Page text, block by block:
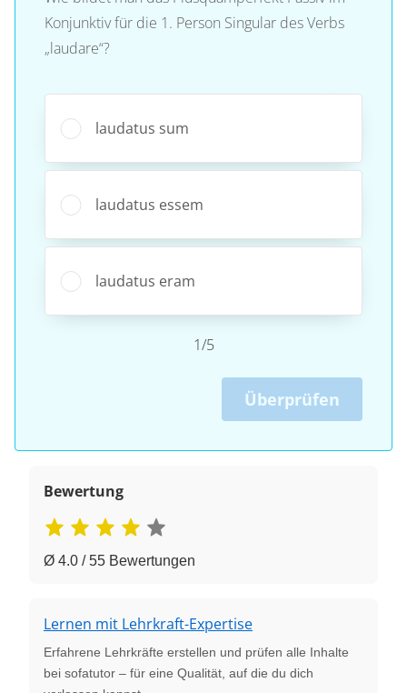
Konjunktiv für die 1. Person Singular des Verbs
„laudare“?
laudatus sum
laudatus essem
laudatus eram
1/5
Überprüfen
Bewertung
Ø 4.0 / 55 Bewertungen
Lernen mit Lehrkraft-Expertise
Erfahrene Lehrkräfte erstellen und prüfen alle Inhalte
bei sofatutor – für eine Qualität, auf die du dich